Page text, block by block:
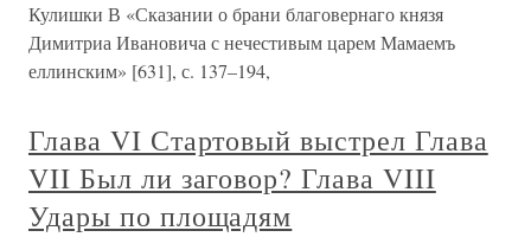
Кулишки В «Сказании о брани благовернаго князя
Димитриа Ивановича с нечестивым царем Мамаемъ
еллинским» [631], с. 137–194,
Глава VI Стартовый выстрел Глава
VII Был ли заговор? Глава VIII
Удары по площадям